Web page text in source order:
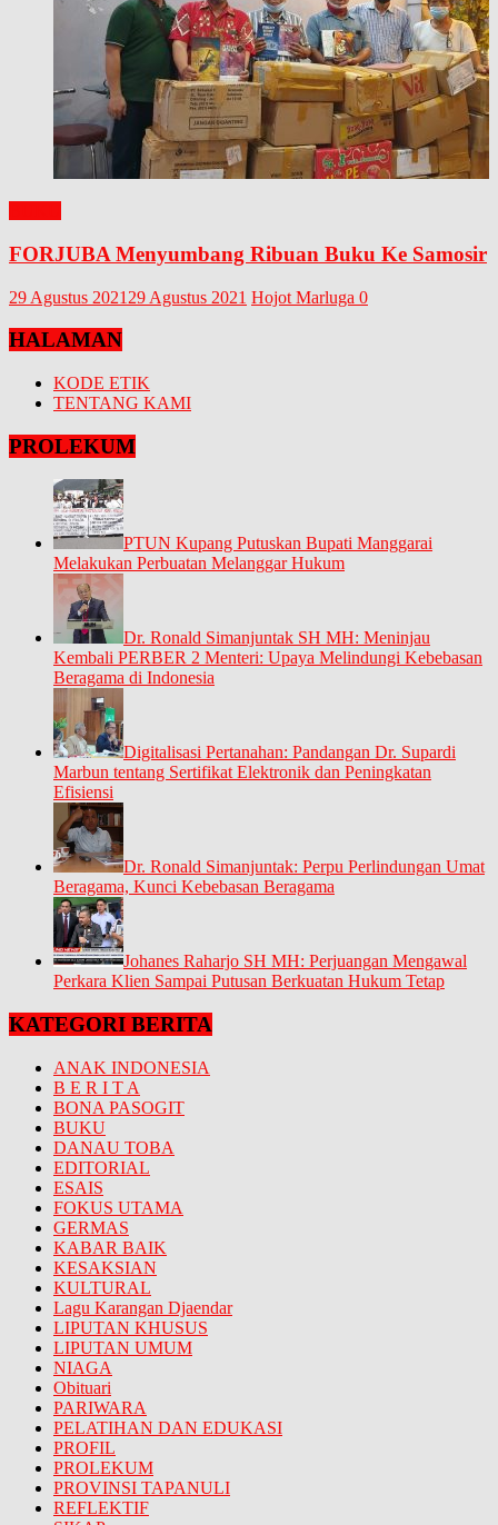
FORJUBA Menyumbang Ribuan Buku Ke Samosir
29 Agustus 2021 29 Agustus 2021 Hojot Marluga 0
HALAMAN
KODE ETIK
TENTANG KAMI
PROLEKUM
PTUN Kupang Putuskan Bupati Manggarai
Melakukan Perbuatan Melanggar Hukum
Dr. Ronald Simanjuntak SH MH: Meninjau
Kembali PERBER 2 Menteri: Upaya Melindungi Kebebasan
Beragama di Indonesia
Digitalisasi Pertanahan: Pandangan Dr. Supardi
Marbun tentang Sertifikat Elektronik dan Peningkatan
Efisiensi
Dr. Ronald Simanjuntak: Perpu Perlindungan Umat
Beragama, Kunci Kebebasan Beragama
Johanes Raharjo SH MH: Perjuangan Mengawal
Perkara Klien Sampai Putusan Berkuatan Hukum Tetap
KATEGORI BERITA
ANAK INDONESIA
B E R I T A
BONA PASOGIT
BUKU
DANAU TOBA
EDITORIAL
ESAIS
FOKUS UTAMA
GERMAS
KABAR BAIK
KESAKSIAN
KULTURAL
Lagu Karangan Djaendar
LIPUTAN KHUSUS
LIPUTAN UMUM
NIAGA
Obituari
PARIWARA
PELATIHAN DAN EDUKASI
PROFIL
PROLEKUM
PROVINSI TAPANULI
REFLEKTIF